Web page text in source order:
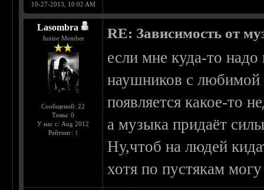
10-27-2013, 10:02 AM
Lasombra
Junior Member
Сообщений: 22
Темы: 0
У нас с: Aug 2012
Рейтинг: 1
RE: Зависимость от
если мне куда-то
наушников с любимой
появляется какое-то
а музыка придаёт
Ну,чтоб на людей
хотя по пустякам